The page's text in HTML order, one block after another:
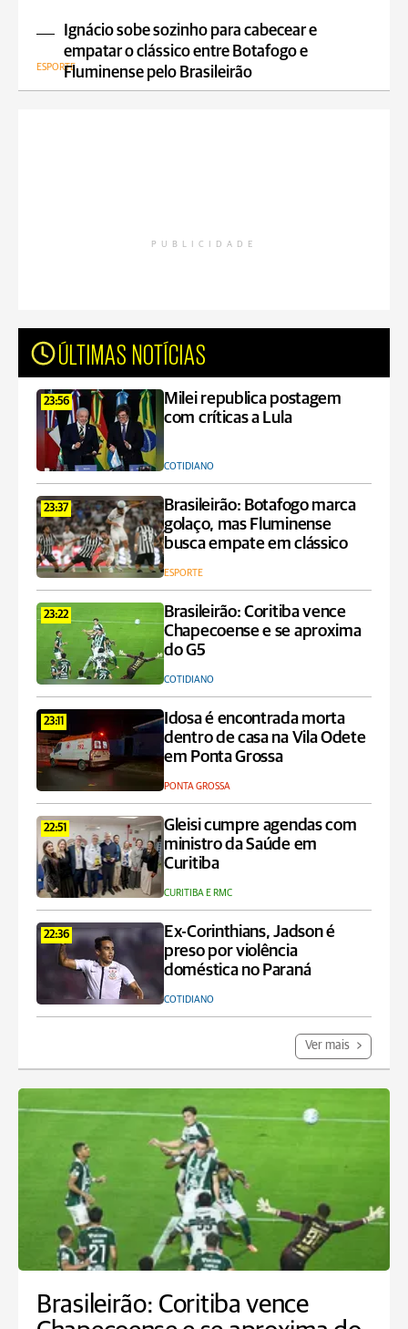
Ignácio sobe sozinho para cabecear e
empatar o clássico entre Botafogo e
Fluminense pelo Brasileirão
ESPORTE
PUBLICIDADE
ÚLTIMAS NOTÍCIAS
23:56
Milei republica postagem
com críticas a Lula
COTIDIANO
23:37
Brasileirão: Botafogo marca
golaço, mas Fluminense
busca empate em clássico
ESPORTE
23:22
Brasileirão: Coritiba vence
Chapecoense e se aproxima
do G5
COTIDIANO
23:11
Idosa é encontrada morta
dentro de casa na Vila Odete
em Ponta Grossa
PONTA GROSSA
22:51
Gleisi cumpre agendas com
ministro da Saúde em
Curitiba
CURITIBA E RMC
22:36
Ex-Corinthians, Jadson é
preso por violência
doméstica no Paraná
COTIDIANO
Ver mais
Brasileirão: Coritiba vence